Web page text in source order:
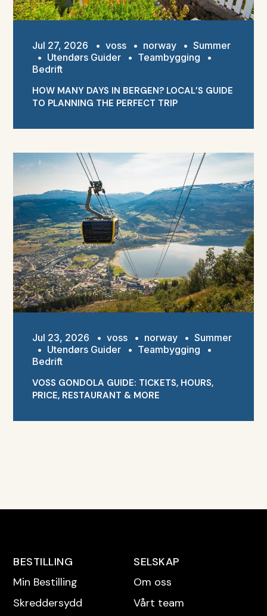
Jul 27, 2026 • voss • norway • Summer
• Utendørs Guider • Teambygging
•
Bedrift
HOW MANY DAYS IN BERGEN? LOCAL’S GUIDE
TO PLANNING THE PERFECT TRIP
Jul 23, 2026 • voss • norway • Summer
• Utendørs Guider • Teambygging
•
Bedrift
VOSS GONDOLA GUIDE: TICKETS, HOURS,
PRICE, RESTAURANT & MORE
BESTILLING
Min Bestilling
Skreddersydd
SELSKAP
Om oss
Vårt team